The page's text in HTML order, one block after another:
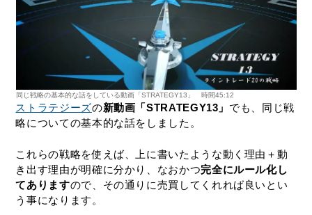
同じ戦略の基本的な話をしている動画「STRATEGY13」 時間45:12
ストラテジーズの新動画「STRATEGY13」 でも、同じ戦
略についての基本的な話をしました。
これらの戦略を使えば、上に書いたような動く理由＋動
き出す理由が明確に分かり、なおかつ完全にルール化し
てありますので、その通りに売買してくれれば良いとい
う事になります。